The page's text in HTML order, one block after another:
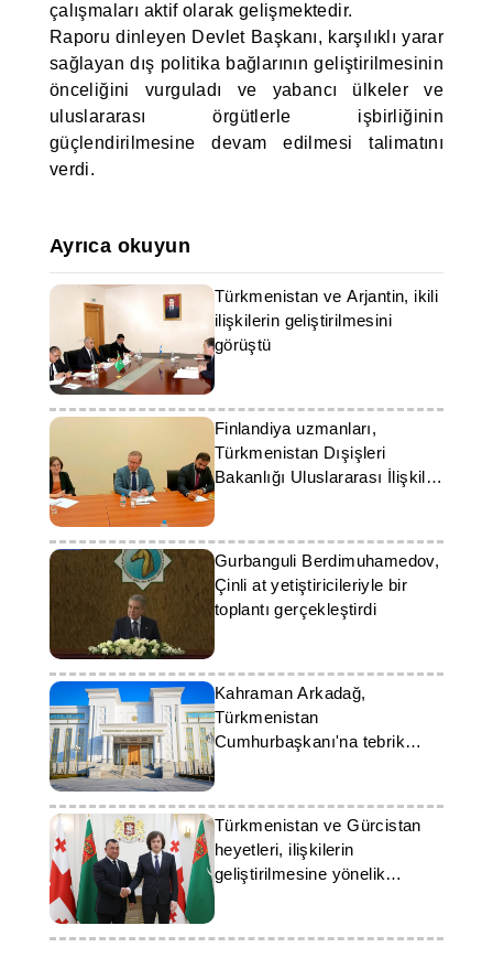
çalışmaları aktif olarak gelişmektedir.
Raporu dinleyen Devlet Başkanı, karşılıklı yarar
sağlayan dış politika bağlarının geliştirilmesinin
önceliğini vurguladı ve yabancı ülkeler ve
uluslararası örgütlerle işbirliğinin
güçlendirilmesine devam edilmesi talimatını
verdi.
Ayrıca okuyun
Türkmenistan ve Arjantin, ikili
ilişkilerin geliştirilmesini
görüştü
Finlandiya uzmanları,
Türkmenistan Dışişleri
Bakanlığı Uluslararası İlişkiler
Enstitüsü’nü ziyaret
ettiFinlandiya uzmanları,
Türkmenistan Dışişleri
Bakanlığı Uluslararası İlişkiler
Enstitüsü’nü ziyaret etti
Gurbanguli Berdimuhamedov,
Çinli at yetiştiricileriyle bir
toplantı gerçekleştirdi
Kahraman Arkadağ,
Türkmenistan
Cumhurbaşkanı'na tebrik
mesajı gönderdi
Türkmenistan ve Gürcistan
heyetleri, ilişkilerin
geliştirilmesine yönelik
adımlar üzerinde mutabık
kaldılar